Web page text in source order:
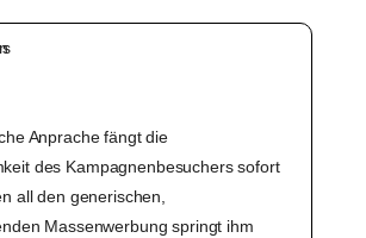
Anprache fängt die
des Kampagnenbesuchers sofort
all den generischen,
Massenwerbung springt ihm